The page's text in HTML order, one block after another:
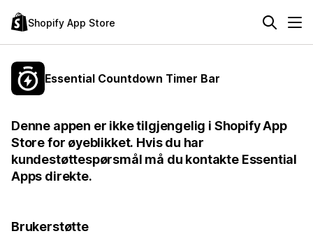
Shopify App Store
Essential Countdown Timer Bar
Denne appen er ikke tilgjengelig i Shopify App
Store for øyeblikket. Hvis du har
kundestøttespørsmål må du kontakte Essential
Apps direkte.
Brukerstøtte